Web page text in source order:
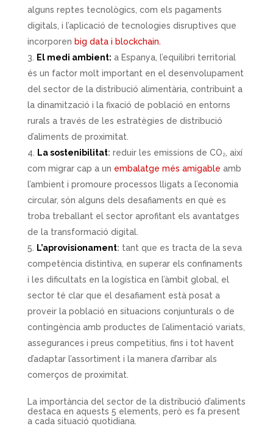
alguns reptes tecnològics, com els pagaments
digitals, i l’aplicació de tecnologies disruptives que
incorporen big data i blockchain.
El medi ambient: a Espanya, l’equilibri territorial
és un factor molt important en el desenvolupament
del sector de la distribució alimentària, contribuint a
la dinamització i la fixació de població en entorns
rurals a través de les estratègies de distribució
d’aliments de proximitat.
La sostenibilitat: reduir les emissions de CO₂, així
com migrar cap a un embalatge més amigable amb
l’ambient i promoure processos lligats a l’economia
circular, són alguns dels desafiaments en què es
troba treballant el sector aprofitant els avantatges
de la transformació digital.
L’aprovisionament: tant que es tracta de la seva
competència distintiva, en superar els confinaments
i les dificultats en la logística en l’àmbit global, el
sector té clar que el desafiament està posat a
proveir la població en situacions conjunturals o de
contingència amb productes de l’alimentació variats,
assegurances i preus competitius, fins i tot havent
d’adaptar l’assortiment i la manera d’arribar als
comerços de proximitat.
La importància del sector de la distribució d’aliments
destaca en aquests 5 elements, però es fa present
a cada situació quotidiana.